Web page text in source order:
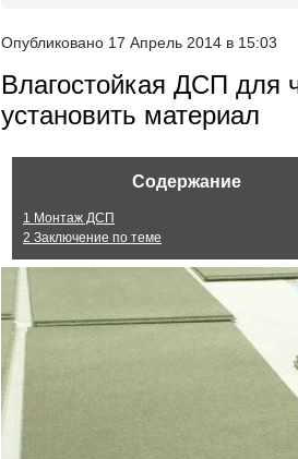
Опубликовано 17 Апрель 2014 в 15:03
Влагостойкая ДСП для
установить материал
Содержание
1 Монтаж ДСП
2 Заключение по теме